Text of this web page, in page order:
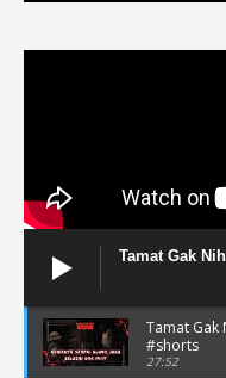
Tamat Gak
Tamat
#shorts
27:52